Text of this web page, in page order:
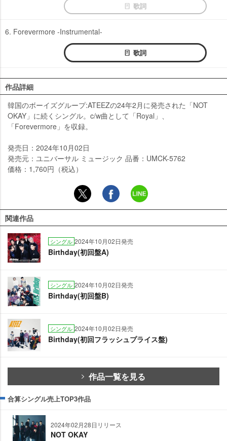
歌詞
6. Forevermore -Instrumental-
歌詞
作品詳細
韓国のボーイズグループ:ATEEZの24年2月に発売された「NOT
OKAY」に続くシングル。c/w曲として「Royal」、
「Forevermore」を収録。
発売日：2024年10月02日
発売元：ユニバーサル ミュージック 品番：UMCK-5762
価格：1,760円（税込）
関連作品
シングル 2024年10月02日発売
Birthday(初回盤A)
シングル 2024年10月02日発売
Birthday(初回盤B)
シングル 2024年10月02日発売
Birthday(初回フラッシュプライス盤)
作品一覧を見る
合算シングル売上TOP3作品
2024年02月28日リリース
NOT OKAY